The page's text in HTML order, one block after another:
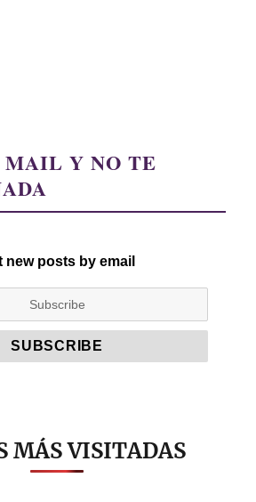
Y NO TE
new posts by email
MÁS VISITADAS